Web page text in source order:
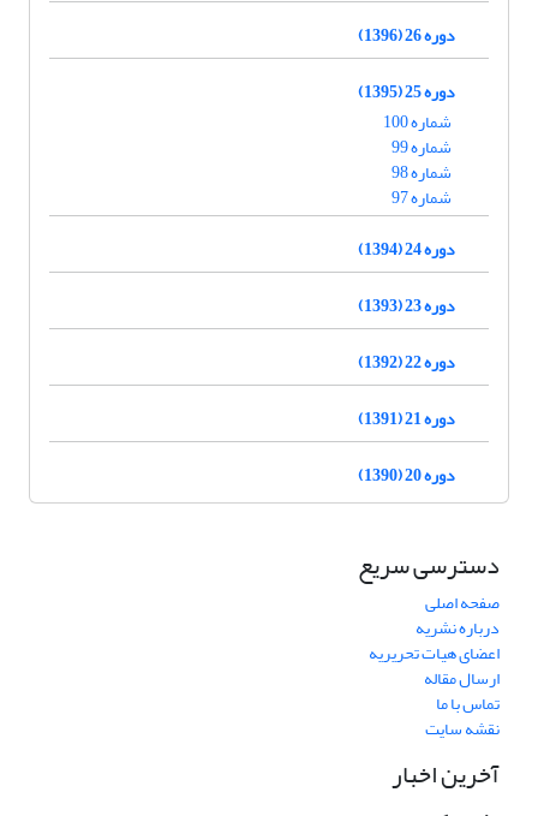
دوره 26 (1396)
دوره 25 (1395)
شماره 100
شماره 99
شماره 98
شماره 97
دوره 24 (1394)
دوره 23 (1393)
دوره 22 (1392)
دوره 21 (1391)
دوره 20 (1390)
دسترسی سریع
صفحه اصلی
درباره نشریه
اعضای هیات تحریریه
ارسال مقاله
تماس با ما
نقشه سایت
آخرین اخبار